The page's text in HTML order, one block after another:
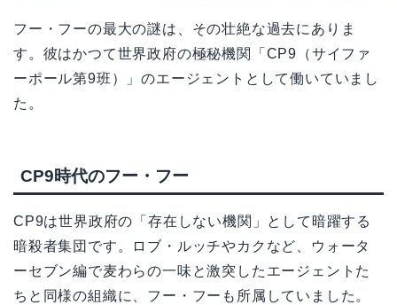
フー・フーの最大の謎は、その壮絶な過去にありま
す。彼はかつて世界政府の極秘機関「CP9（サイファ
ーポール第9班）」のエージェントとして働いていまし
た。
CP9時代のフー・フー
CP9は世界政府の「存在しない機関」として暗躍する
暗殺者集団です。ロブ・ルッチやカクなど、ウォータ
ーセブン編で麦わらの一味と激突したエージェントた
ちと同様の組織に、フー・フーも所属していました。